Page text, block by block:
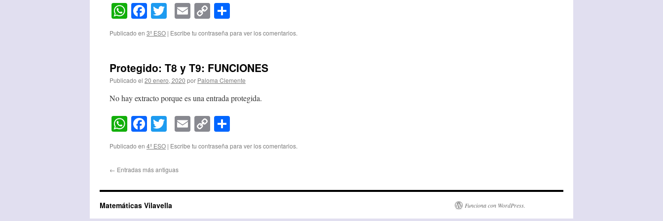
WhatsApp
Facebook
TwitterEmail
Copy
Link
Publicado en 3º ESO | Escribe tu contraseña para ver los comentarios.
Protegido: T8 y T9: FUNCIONES
Publicado el 20 enero, 2020 por Paloma Clemente
No hay extracto porque es una entrada protegida.
WhatsApp
Facebook
TwitterEmail
Copy
Link
Publicado en 4º ESO | Escribe tu contraseña para ver los comentarios.
← Entradas más antiguas
Matemáticas Vilavella Funciona con WordPress.